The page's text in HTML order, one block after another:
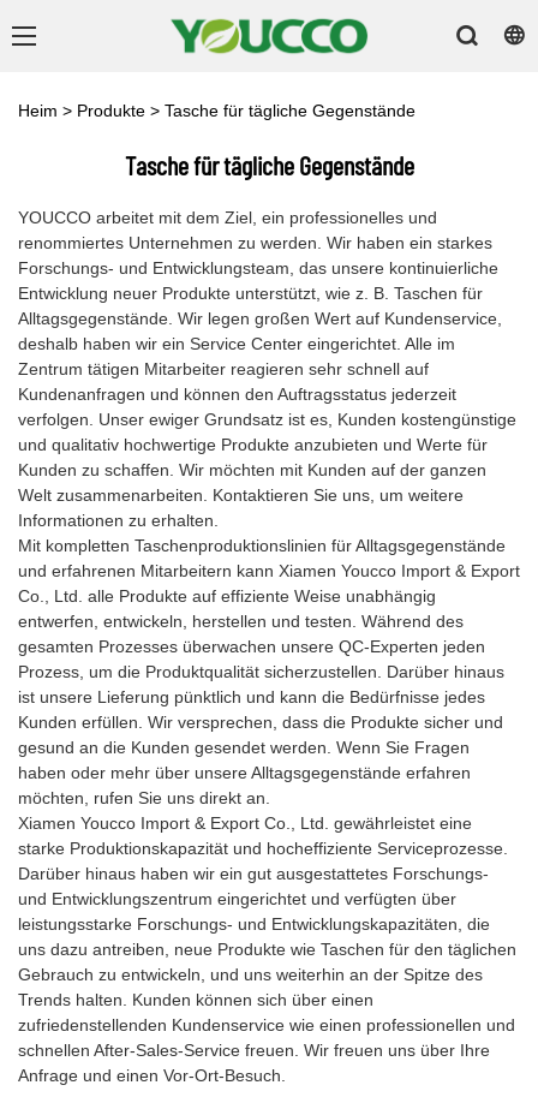
Heim > Produkte > Tasche für tägliche Gegenstände
Tasche für tägliche Gegenstände
YOUCCO arbeitet mit dem Ziel, ein professionelles und
renommiertes Unternehmen zu werden. Wir haben ein starkes
Forschungs- und Entwicklungsteam, das unsere kontinuierliche
Entwicklung neuer Produkte unterstützt, wie z. B. Taschen für
Alltagsgegenstände. Wir legen großen Wert auf Kundenservice,
deshalb haben wir ein Service Center eingerichtet. Alle im
Zentrum tätigen Mitarbeiter reagieren sehr schnell auf
Kundenanfragen und können den Auftragsstatus jederzeit
verfolgen. Unser ewiger Grundsatz ist es, Kunden kostengünstige
und qualitativ hochwertige Produkte anzubieten und Werte für
Kunden zu schaffen. Wir möchten mit Kunden auf der ganzen
Welt zusammenarbeiten. Kontaktieren Sie uns, um weitere
Informationen zu erhalten.
Mit kompletten Taschenproduktionslinien für Alltagsgegenstände
und erfahrenen Mitarbeitern kann Xiamen Youcco Import & Export
Co., Ltd. alle Produkte auf effiziente Weise unabhängig
entwerfen, entwickeln, herstellen und testen. Während des
gesamten Prozesses überwachen unsere QC-Experten jeden
Prozess, um die Produktqualität sicherzustellen. Darüber hinaus
ist unsere Lieferung pünktlich und kann die Bedürfnisse jedes
Kunden erfüllen. Wir versprechen, dass die Produkte sicher und
gesund an die Kunden gesendet werden. Wenn Sie Fragen
haben oder mehr über unsere Alltagsgegenstände erfahren
möchten, rufen Sie uns direkt an.
Xiamen Youcco Import & Export Co., Ltd. gewährleistet eine
starke Produktionskapazität und hocheffiziente Serviceprozesse.
Darüber hinaus haben wir ein gut ausgestattetes Forschungs-
und Entwicklungszentrum eingerichtet und verfügten über
leistungsstarke Forschungs- und Entwicklungskapazitäten, die
uns dazu antreiben, neue Produkte wie Taschen für den täglichen
Gebrauch zu entwickeln, und uns weiterhin an der Spitze des
Trends halten. Kunden können sich über einen
zufriedenstellenden Kundenservice wie einen professionellen und
schnellen After-Sales-Service freuen. Wir freuen uns über Ihre
Anfrage und einen Vor-Ort-Besuch.